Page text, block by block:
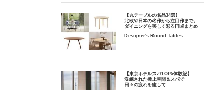
【丸テーブルの名品34選】
北欧や日本の名作から注目作まで。
ダイニングを美しく彩る円卓まとめ
Designer's Round Tables
【東京ホテルスパTOP5体験記】
洗練された極上空間＆スパで
日々の疲れを癒して